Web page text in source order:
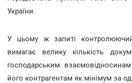
України.
У цьому ж запиті
вимагає велику кількість
господарським
його контрагентам як мінімум за